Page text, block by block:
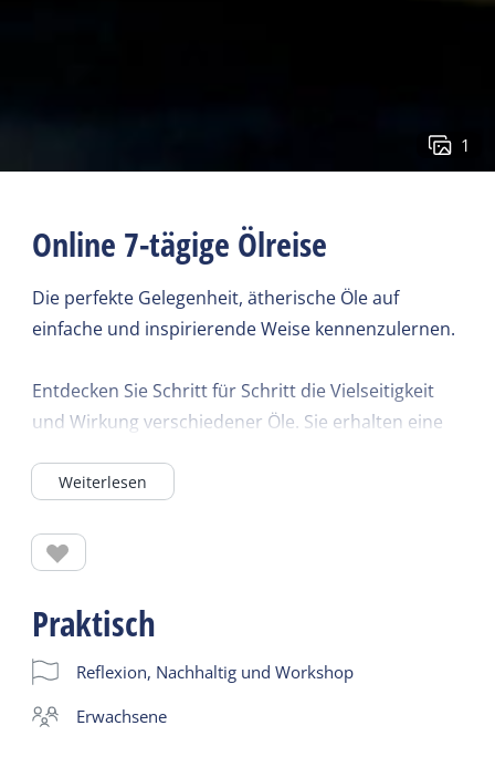
1
Online 7-tägige Ölreise
Die perfekte Gelegenheit, ätherische Öle auf
einfache und inspirierende Weise kennenzulernen.
Entdecken Sie Schritt für Schritt die Vielseitigkeit
und Wirkung verschiedener Öle. Sie erhalten eine
einem kurzen Video und einem PDF mit
in die Welt der ätherischen Öle ist ideal für alle, die
sich für natürliche Unterstützung von Gesundheit
und Wohlbefinden interessieren. Entdecken Sie
selbst!
Weiterlesen
Praktisch
Reflexion, Nachhaltig und Workshop
Erwachsene